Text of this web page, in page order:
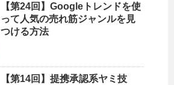
【第24回】Googleトレンドを使
って人気の売れ筋ジャンルを見
つける方法
【第14回】提携承認系ヤミ技